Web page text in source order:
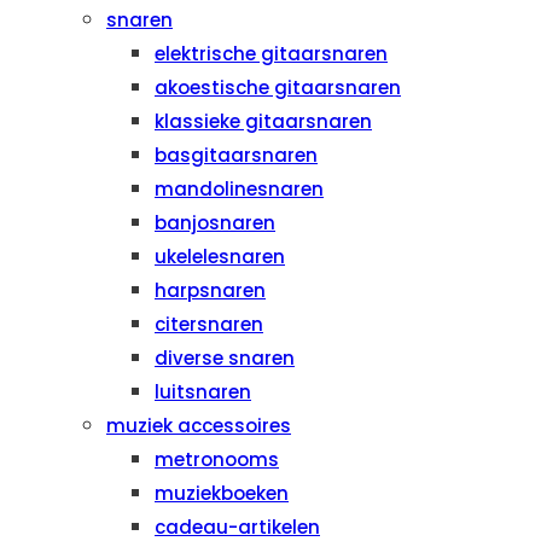
snaren
elektrische gitaarsnaren
akoestische gitaarsnaren
klassieke gitaarsnaren
basgitaarsnaren
mandolinesnaren
banjosnaren
ukelelesnaren
harpsnaren
citersnaren
diverse snaren
luitsnaren
muziek accessoires
metronooms
muziekboeken
cadeau-artikelen